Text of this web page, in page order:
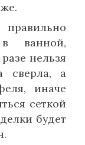
ванной,
нельзя
сверла, а
иначе
сеткой
будет